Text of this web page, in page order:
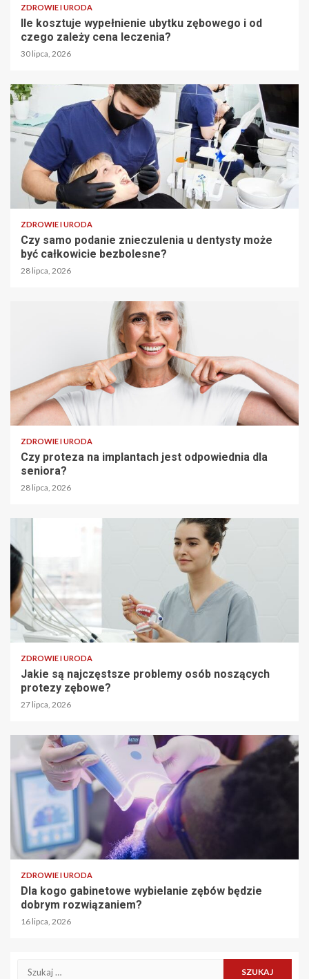
ZDROWIE I URODA
Ile kosztuje wypełnienie ubytku zębowego i od
czego zależy cena leczenia?
30 lipca, 2026
ZDROWIE I URODA
Czy samo podanie znieczulenia u dentysty może
być całkowicie bezbolesne?
28 lipca, 2026
ZDROWIE I URODA
Czy proteza na implantach jest odpowiednia dla
seniora?
28 lipca, 2026
ZDROWIE I URODA
Jakie są najczęstsze problemy osób noszących
protezy zębowe?
27 lipca, 2026
ZDROWIE I URODA
Dla kogo gabinetowe wybielanie zębów będzie
dobrym rozwiązaniem?
16 lipca, 2026
Szukaj: